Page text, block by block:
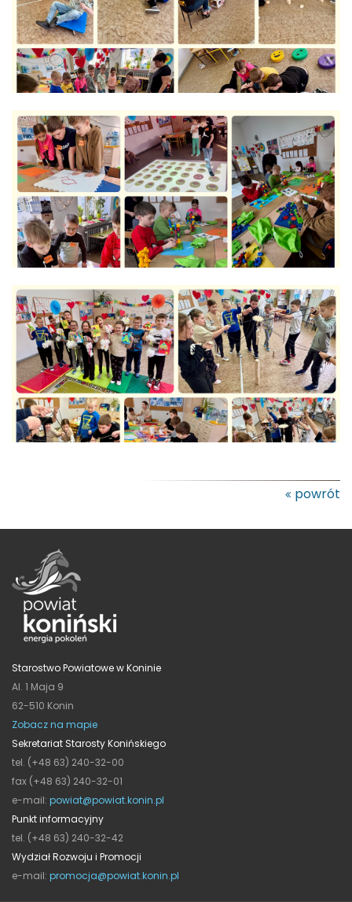
powrót
Starostwo Powiatowe w Koninie
Al. 1 Maja 9
62-510 Konin
Zobacz na mapie
Sekretariat Starosty Konińskiego
tel. (+48 63) 240-32-00
fax (+48 63) 240-32-01
e-mail: powiat@powiat.konin.pl
Punkt informacyjny
tel. (+48 63) 240-32-42
Wydział Rozwoju i Promocji
e-mail: promocja@powiat.konin.pl